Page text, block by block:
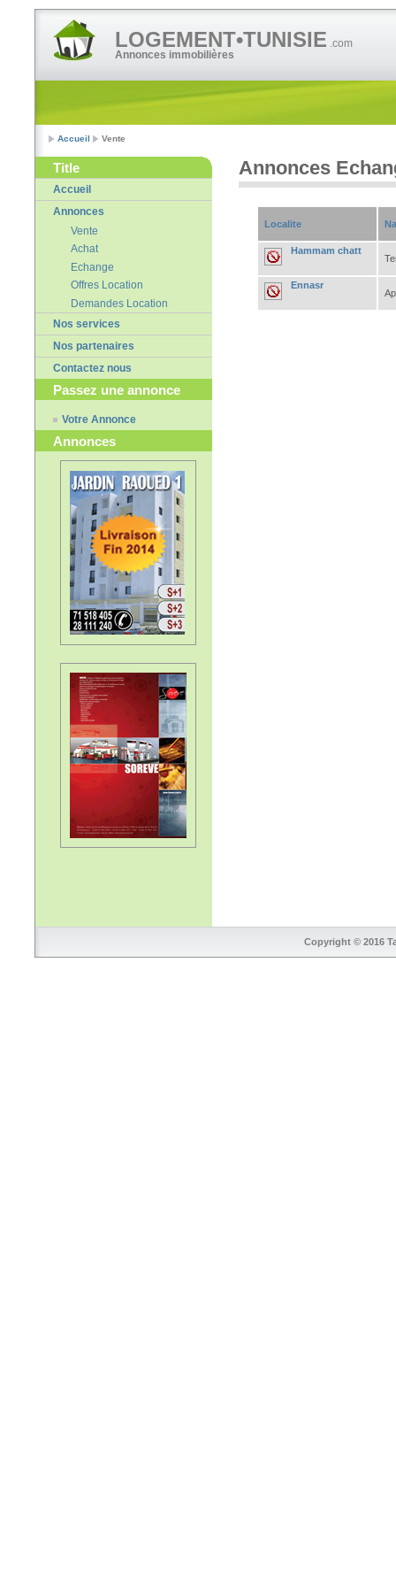
LOGEMENT•TUNISIE .com
Annonces immobilières
Accueil Vente
Title
Accueil
Annonces
Vente
Achat
Echange
Offres Location
Demandes Location
Nos services
Nos partenaires
Contactez nous
Passez une annonce
Votre Annonce
Annonces
Annonces
Localite
Hammam chatt
Ennasr
Copyright © 2016